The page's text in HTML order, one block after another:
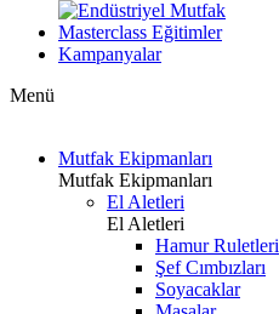
Masterclass Eğitimler
Kampanyalar
Menü
Mutfak Ekipmanları
Mutfak Ekipmanları
El Aletleri
El Aletleri
Hamur Ruletleri
Şef Cımbızları
Soyacaklar